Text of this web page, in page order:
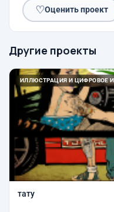
♡Оценить проект
Другие проекты
ИЛЛЮСТРАЦИЯ И ЦИФРОВОЕ
тату